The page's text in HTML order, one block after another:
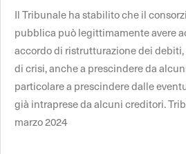
Il Tribunale ha stabilito che il
pubblica può legittimamente avere
accordo di ristrutturazione dei
di crisi, anche a prescindere da
particolare a prescindere dalle
già intraprese da alcuni creditori.
marzo 2024